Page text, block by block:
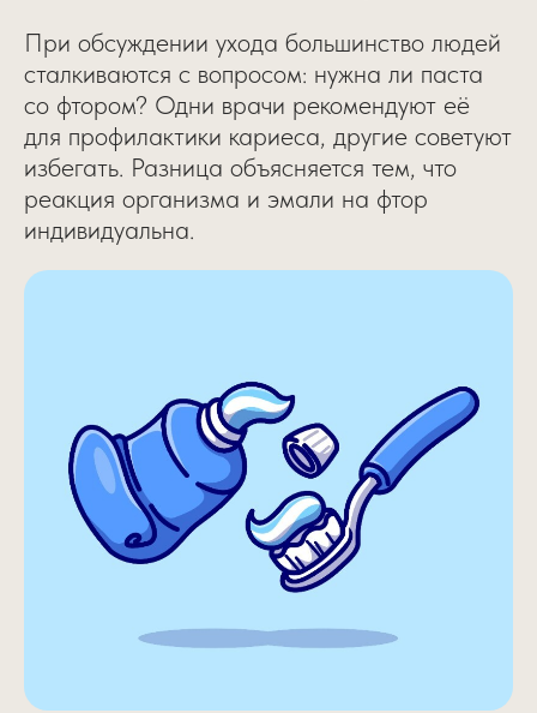
При обсуждении ухода большинство людей
сталкиваются с вопросом: нужна ли паста
со фтором? Одни врачи рекомендуют её
для профилактики кариеса, другие советуют
избегать. Разница объясняется тем, что
реакция организма и эмали на фтор
индивидуальна.